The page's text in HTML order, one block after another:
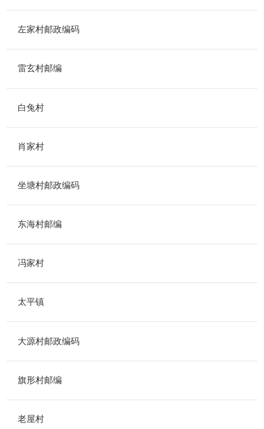
左家村邮政编码
雷玄村邮编
白兔村
肖家村
坐塘村邮政编码
东海村邮编
冯家村
太平镇
大源村邮政编码
旗形村邮编
老屋村